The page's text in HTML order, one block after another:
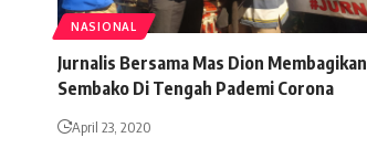
NASIONAL
Jurnalis Bersama Mas Dion Membagikan
Sembako Di Tengah Pademi Corona
April 23, 2020